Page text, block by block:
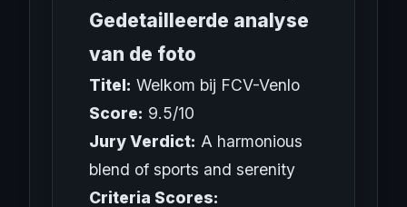
Gedetailleerde analyse
van de foto
Titel: Welkom bij FCV-Venlo
Score: 9.5/10
Jury Verdict: A harmonious
blend of sports and serenity
Criteria Scores: